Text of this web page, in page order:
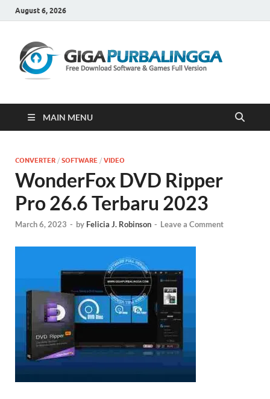
August 6, 2026
MAIN MENU
CONVERTER / SOFTWARE / VIDEO
WonderFox DVD Ripper
Pro 26.6 Terbaru 2023
March 6, 2023 - by Felicia J. Robinson - Leave a Comment